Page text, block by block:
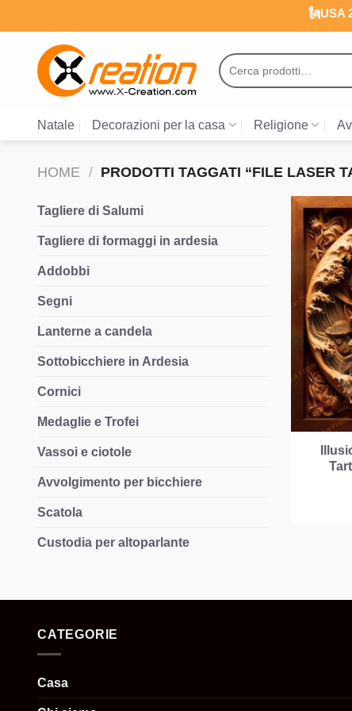
ai
contenuti
🗽USA
Cerca:
Natale Decorazioni per la casa Religione
HOME / PRODOTTI TAGGATI “FILE LASER
Tagliere di Salumi
Tagliere di formaggi in ardesia
Addobbi
Segni
Lanterne a candela
Sottobicchiere in Ardesia
Cornici
Medaglie e Trofei
Vassoi e ciotole
Avvolgimento per bicchiere
Scatola
Custodia per altoparlante
CATEGORIE
Casa